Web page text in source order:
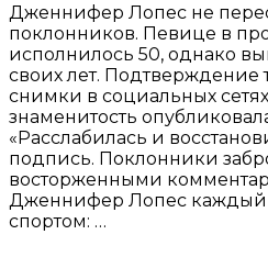
Дженнифер Лопес не
поклонников. Певице в
исполнилось 50, однако
своих лет. Подтверждение
снимки в социальных
знаменитость
«Расслабилась и
подпись. Поклонники
восторженными
Дженнифер Лопес каждый
спортом: …